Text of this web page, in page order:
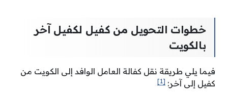
خطوات التحويل من كفيل لكفيل آخر
بالكويت
فيما يلي طريقة نقل كفالة العامل الوافد إلى الكويت من
كفيل إلى آخر: [1]